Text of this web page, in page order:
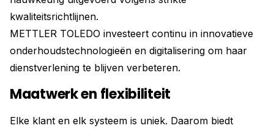
kwaliteitsrichtlijnen.
METTLER TOLEDO investeert continu in innovatieve
onderhoudstechnologieën en digitalisering om haar
dienstverlening te blijven verbeteren.
Maatwerk en flexibiliteit
Elke klant en elk systeem is uniek. Daarom biedt